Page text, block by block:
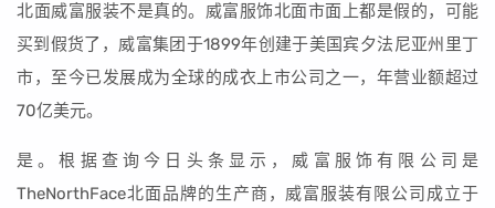
北面威富服装不是真的。威富服饰北面市面上都是假的，可能
买到假货了，威富集团于1899年创建于美国宾夕法尼亚州里丁
市，至今已发展成为全球的成衣上市公司之一，年营业额超过
70亿美元。
是。根据查询今日头条显示，威富服饰有限公司是
TheNorthFace北面品牌的生产商，威富服装有限公司成立于